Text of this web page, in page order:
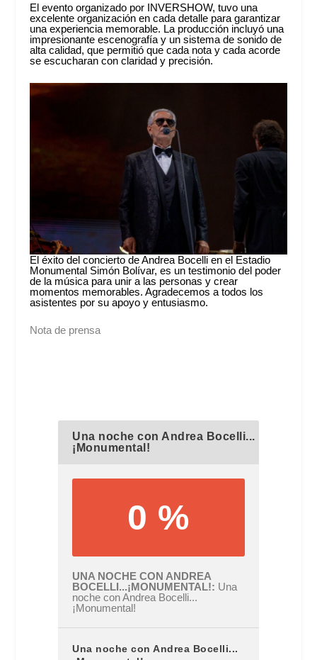
El evento organizado por INVERSHOW, tuvo una
excelente organización en cada detalle para garantizar
una experiencia memorable. La producción incluyó una
impresionante escenografía y un sistema de sonido de
alta calidad, que permitió que cada nota y cada acorde
se escucharan con claridad y precisión.
El éxito del concierto de Andrea Bocelli en el Estadio
Monumental Simón Bolívar, es un testimonio del poder
de la música para unir a las personas y crear
momentos memorables. Agradecemos a todos los
asistentes por su apoyo y entusiasmo.
Nota de prensa
Una noche con Andrea Bocelli...
¡Monumental!
0 %
UNA NOCHE CON ANDREA
BOCELLI...¡MONUMENTAL!
Una
noche con Andrea Bocelli...
¡Monumental!
Una noche con Andrea Bocelli...